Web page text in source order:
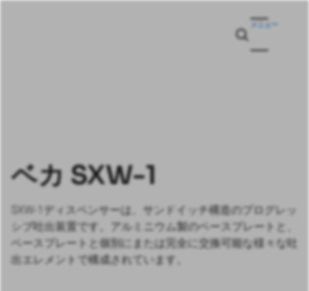
メニュー
ベカ SXW-1
SXW-1ディスペンサーは、サンドイッチ構造のプログレッ
シブ吐出装置です。アルミニウム製のベースプレートと、
ベースプレートと個別にまたは完全に交換可能な様々な吐
出エレメントで構成されています。